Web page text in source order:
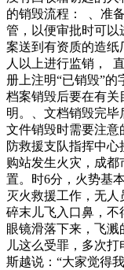
的销毁流程： 、准
管，以便审批时可以
案送到有资质的造纸
人以上进行监销，
册上注明“已销毁”的
档案销毁后要在有关
明。、文档销毁完毕
文件销毁时需要注
防救援支队指挥中
购站发生火灾，成
置。时6分，火势基
灭火救援工作，无人
碎末儿飞入口鼻，不
眼镜滑落下来，飞
儿这么受罪，多次
斯越说：“大家觉得